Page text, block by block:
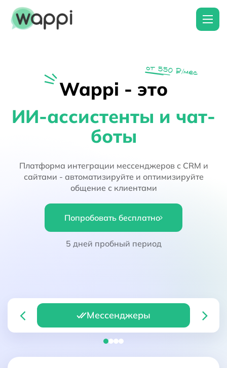
Wappi - это
от 550 ₽/мес
ИИ-ассистенты и чат-
боты
Платформа интеграции мессенджеров с CRM и
сайтами - автоматизируйте и оптимизируйте
общение с клиентами
Попробовать бесплатно
5 дней пробный период
Мессенджеры